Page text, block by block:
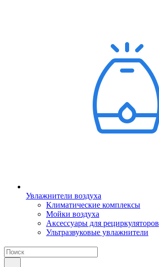
Увлажнители воздуха
Климатические комплексы
Мойки воздуха
Аксессуары для рециркуляторов
Ультразвуковые увлажнители